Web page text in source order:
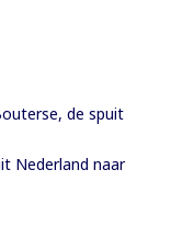
de spuit
Nederland naar